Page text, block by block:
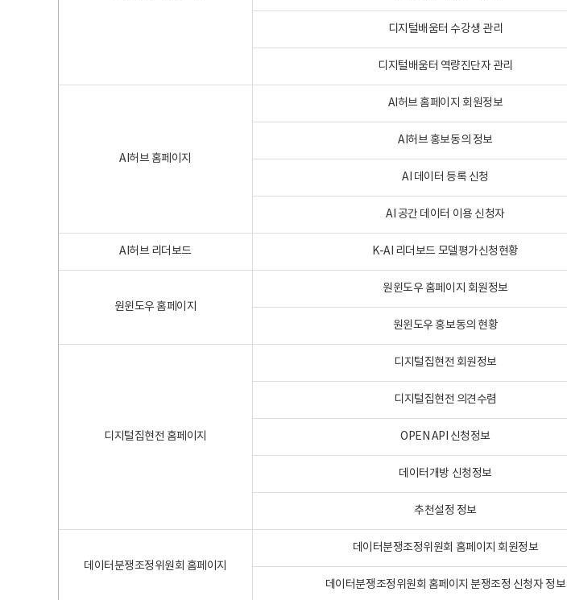
디지털배움터 수강생 관리
디지털배움터 역량진단자 관리
AI허브 홈페이지
AI허브 홈페이지 회원정보
AI허브 홍보동의 정보
AI 데이터 등록 신청
AI 공간 데이터 이용 신청자
AI허브 리더보드 K-AI 리더보드 모델평가신청현황
원윈도우 홈페이지
원윈도우 홈페이지 회원정보
원윈도우 홍보동의 현황
디지털집현전 홈페이지
디지털집현전 회원정보
디지털집현전 의견수렴
OPEN API 신청정보
데이터개방 신청정보
추천설정 정보
데이터분쟁조정위원회 홈페이지
데이터분쟁조정위원회 홈페이지 회원정보
데이터분쟁조정위원회 홈페이지 분쟁조정 신청자 정보